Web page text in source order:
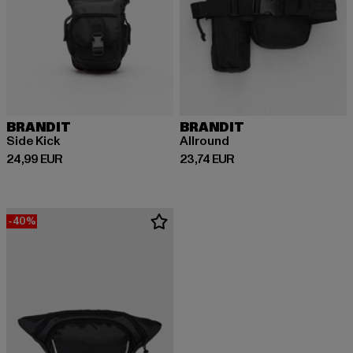
BRANDIT
Side Kick
24,99 EUR
Derzeitiger Preis: 24,99 EUR
BRANDIT
Allround
23,74 EUR
Derzeitiger Preis: 23,74 EUR
-40%